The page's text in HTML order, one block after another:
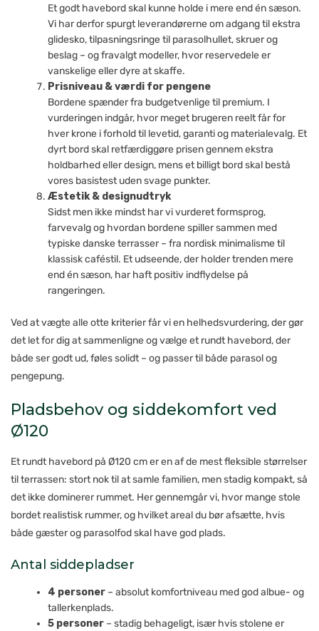
Et godt havebord skal kunne holde i mere end én sæson.
Vi har derfor spurgt leverandørerne om adgang til ekstra
glidesko, tilpasnings­ringe til parasolhullet, skruer og
beslag – og fravalgt modeller, hvor reservedele er
vanskelige eller dyre at skaffe.
Prisniveau & værdi for pengene
Bordene spænder fra budgetvenlige til premium. I
vurderingen indgår, hvor meget brugeren reelt får for
hver krone i forhold til levetid, garanti og materialevalg. Et
dyrt bord skal retfærdiggøre prisen gennem ekstra
holdbarhed eller design, mens et billigt bord skal bestå
vores basistest uden svage punkter.
Æstetik & designudtryk
Sidst men ikke mindst har vi vurderet formsprog,
farvevalg og hvordan bordene spiller sammen med
typiske danske terrasser – fra nordisk minimalisme til
klassisk caféstil. Et udseende, der holder trenden mere
end én sæson, har haft positiv indflydelse på
rangeringen.
Ved at vægte alle otte kriterier får vi en helhedsvurdering, der gør
det let for dig at sammenligne og vælge et rundt havebord, der
både ser godt ud, føles solidt – og passer til både parasol og
pengepung.
Pladsbehov og siddekomfort ved
Ø120
Et rundt havebord på Ø120 cm er en af de mest fleksible størrelser
til terrassen: stort nok til at samle familien, men stadig kompakt, så
det ikke dominerer rummet. Her gennemgår vi, hvor mange stole
bordet realistisk rummer, og hvilket areal du bør afsætte, hvis
både gæster og parasolfod skal have god plads.
Antal siddepladser
4 personer – absolut komfortniveau med god albue- og
tallerkenplads.
5 personer – stadig behageligt, især hvis stolene er